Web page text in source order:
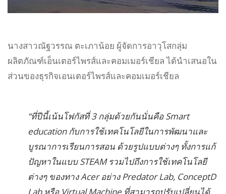
นางสาวณัฐวรรณ ตะเภาน้อย ผู้จัดการอาวุโสกลุ่ม
ผลิตภัณฑ์เอ็นเตอร์ไพรส์และคอมเมอร์เชียล ได้นำเสนอใน
ส่วนของธุรกิจเอนเตอร์ไพรส์และคอมเมอร์เชียล
“ที่ปีนี้เน้นโฟกัสที่ 3 กลุ่มด้วยกันนั่นคือ Smart
education กับการใช้เทคโนโลยีในการพัฒนาและ
บูรณาการเรียนการสอน ด้วยรูปแบบต่างๆ ทั้งการแก้
ปัญหาในแบบ STEAM รวมไปถึงการใช้เทคโนโลยี
ต่างๆ ของทาง Acer อย่าง Predator Lab, ConceptD